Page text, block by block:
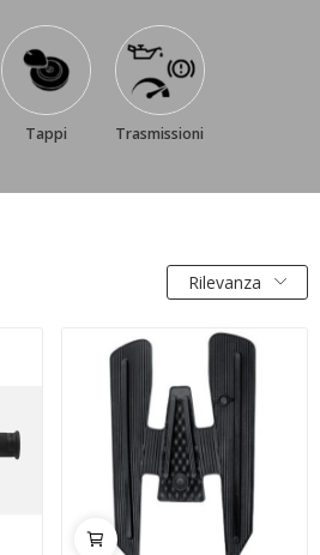
Tappi Trasmissioni
Rilevanza